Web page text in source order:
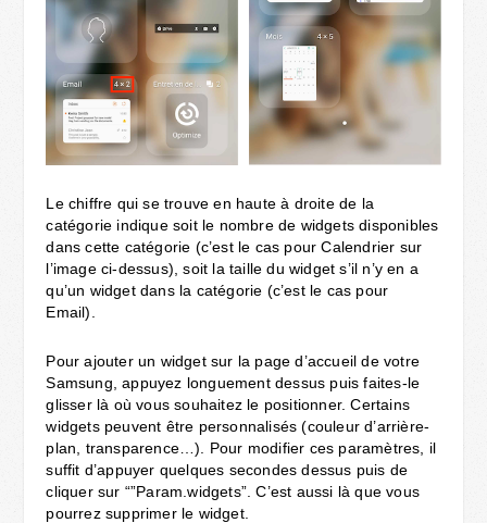
Le chiffre qui se trouve en haute à droite de la
catégorie indique soit le nombre de widgets disponibles
dans cette catégorie (c’est le cas pour Calendrier sur
l’image ci-dessus), soit la taille du widget s’il n’y en a
qu’un widget dans la catégorie (c’est le cas pour
Email).
Pour ajouter un widget sur la page d’accueil de votre
Samsung, appuyez longuement dessus puis faites-le
glisser là où vous souhaitez le positionner. Certains
widgets peuvent être personnalisés (couleur d’arrière-
plan, transparence…). Pour modifier ces paramètres, il
suffit d’appuyer quelques secondes dessus puis de
cliquer sur “”Param.widgets”. C’est aussi là que vous
pourrez supprimer le widget.